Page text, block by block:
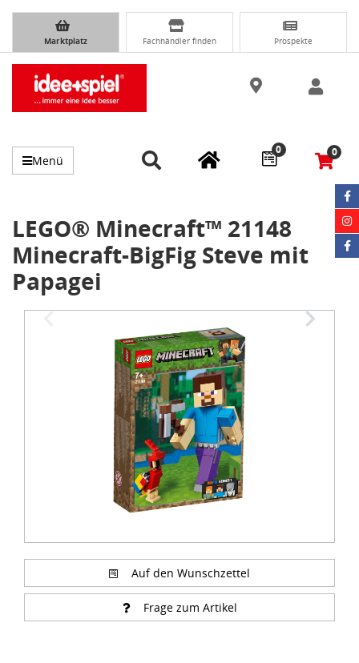
Marktplatz Fachhändler finden Prospekte
Menü
0 0
LEGO® Minecraft™ 21148
Minecraft-BigFig Steve mit
Papagei
Auf den Wunschzettel
Frage zum Artikel